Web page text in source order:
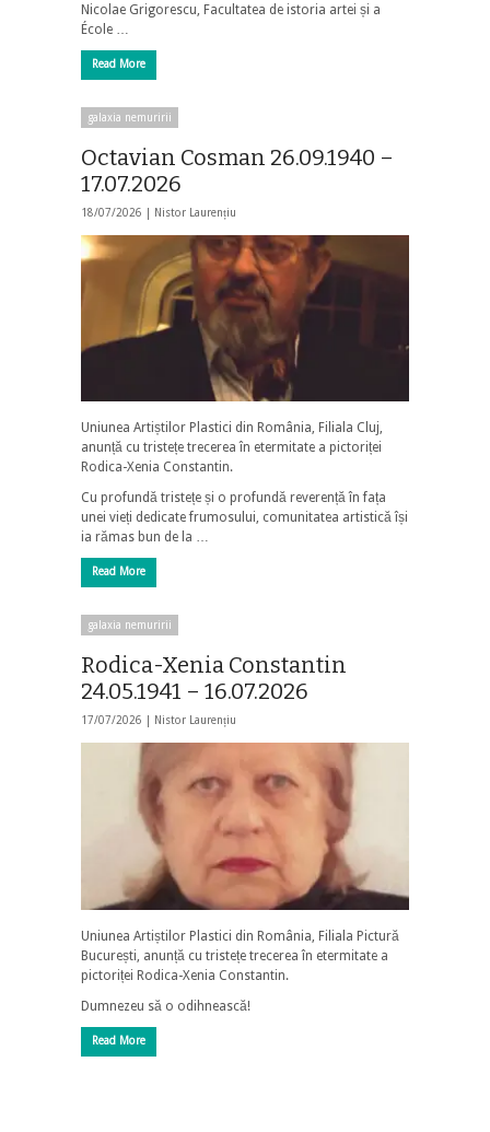
Nicolae Grigorescu, Facultatea de istoria artei și a
École …
Read More
galaxia nemuririi
Octavian Cosman 26.09.1940 –
17.07.2026
18/07/2026 | Nistor Laurențiu
Uniunea Artiștilor Plastici din România, Filiala Cluj,
anunță cu tristețe trecerea în etermitate a pictoriței
Rodica-Xenia Constantin.
Cu profundă tristețe și o profundă reverență în fața
unei vieți dedicate frumosului, comunitatea artistică își
ia rămas bun de la …
Read More
galaxia nemuririi
Rodica-Xenia Constantin
24.05.1941 – 16.07.2026
17/07/2026 | Nistor Laurențiu
Uniunea Artiștilor Plastici din România, Filiala Pictură
București, anunță cu tristețe trecerea în etermitate a
pictoriței Rodica-Xenia Constantin.
Dumnezeu să o odihnească!
Read More